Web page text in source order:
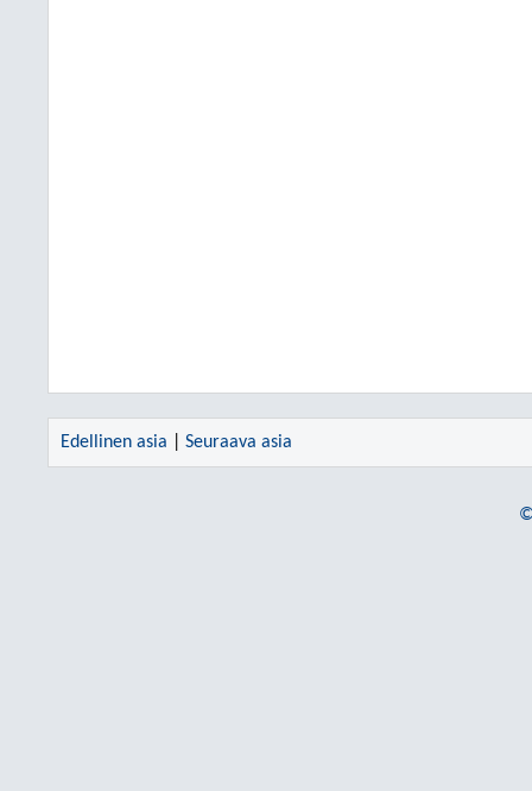
Edellinen asia Seuraava asia